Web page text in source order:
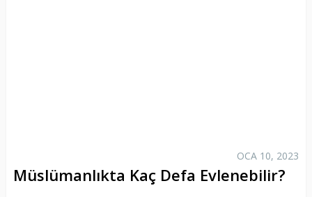
OCA 10, 2023
Müslümanlıkta Kaç Defa Evlenebilir?